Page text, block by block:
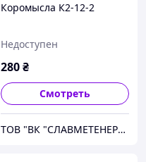
Коромысла К2-12-2
Недоступен
280₴
Смотреть
ТОВ "ВК "СЛАВМЕТЕНЕРГО"